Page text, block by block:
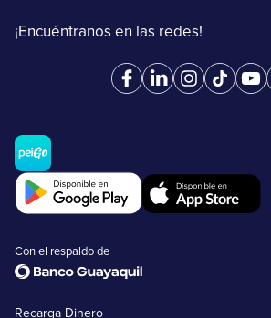
¡Encuéntranos en las redes!
Con el respaldo de
Recarga Dinero